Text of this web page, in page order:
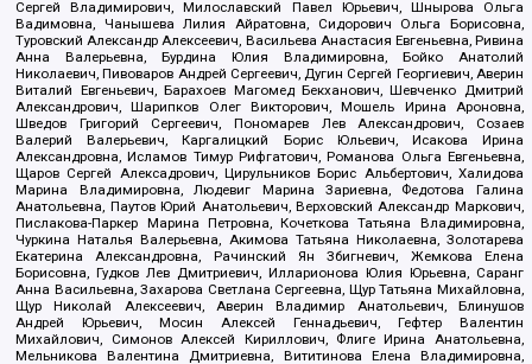
Сергей Владимирович, Милославский Павел Юрьевич, Шнырова Ольга
Вадимовна, Чанышева Лилия Айратовна, Сидорович Ольга Борисовна,
Туровский Александр Алексеевич, Васильева Анастасия Евгеньевна, Ривина
Анна Валерьевна, Бурдина Юлия Владимировна, Бойко Анатолий
Николаевич, Пивоваров Андрей Сергеевич, Дугин Сергей Георгиевич, Аверин
Виталий Евгеньевич, Барахоев Магомед Бекханович, Шевченко Дмитрий
Александрович, Шарипков Олег Викторович, Мошель Ирина Ароновна,
Шведов Григорий Сергеевич, Пономарев Лев Александрович, Созаев
Валерий Валерьевич, Каргалицкий Борис Юльевич, Исакова Ирина
Александровна, Исламов Тимур Рифгатович, Романова Ольга Евгеньевна,
Щаров Сергей Алексадрович, Цирульников Борис Альбертович, Халидова
Марина Владимировна, Людевиг Марина Зариевна, Федотова Галина
Анатольевна, Паутов Юрий Анатольевич, Верховский Александр Маркович,
Пислакова-Паркер Марина Петровна, Кочеткова Татьяна Владимировна,
Чуркина Наталья Валерьевна, Акимова Татьяна Николаевна, Золотарева
Екатерина Александровна, Рачинский Ян Збигневич, Жемкова Елена
Борисовна, Гудков Лев Дмитриевич, Илларионова Юлия Юрьевна, Саранг
Анна Васильевна, Захарова Светлана Сергеевна, Щур Татьяна Михайловна,
Щур Николай Алексеевич, Аверин Владимир Анатольевич, Блинушов
Андрей Юрьевич, Мосин Алексей Геннадьевич, Гефтер Валентин
Михайлович, Симонов Алексей Кириллович, Флиге Ирина Анатольевна,
Мельникова Валентина Дмитриевна, Вититинова Елена Владимировна,